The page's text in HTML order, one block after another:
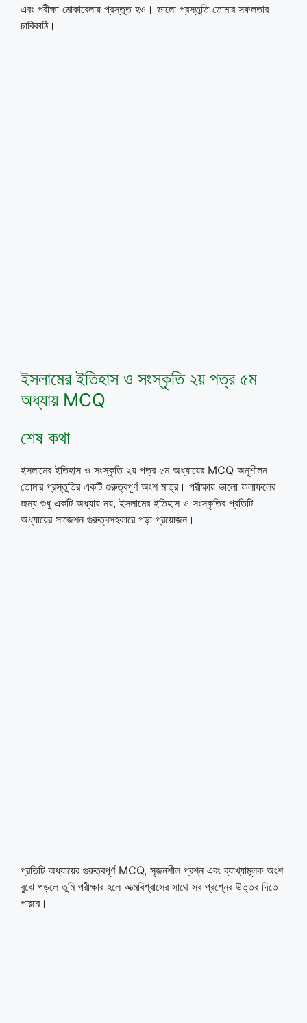
এবং পরীক্ষা মোকাবেলায় প্রস্তুত হও। ভালো প্রস্তুতি তোমার সফলতার
চাবিকাঠি।
ইসলামের ইতিহাস ও সংস্কৃতি ২য় পত্র ৫ম
অধ্যায় MCQ
শেষ কথা
ইসলামের ইতিহাস ও সংস্কৃতি ২য় পত্র ৫ম অধ্যায়ের MCQ অনুশীলন
তোমার প্রস্তুতির একটি গুরুত্বপূর্ণ অংশ মাত্র। পরীক্ষায় ভালো ফলাফলের
জন্য শুধু একটি অধ্যায় নয়, ইসলামের ইতিহাস ও সংস্কৃতির প্রতিটি
অধ্যায়ের সাজেশন গুরুত্বসহকারে পড়া প্রয়োজন।
প্রতিটি অধ্যায়ের গুরুত্বপূর্ণ MCQ, সৃজনশীল প্রশ্ন এবং ব্যাখ্যামূলক অংশ
বুঝে পড়লে তুমি পরীক্ষার হলে আত্মবিশ্বাসের সাথে সব প্রশ্নের উত্তর দিতে
পারবে।